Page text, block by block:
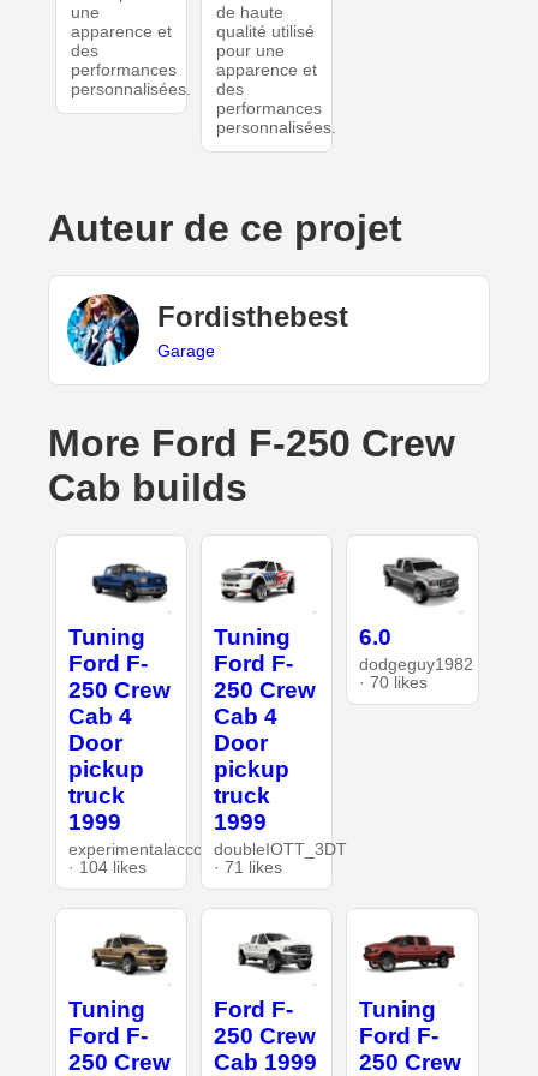
une
apparence et
des
performances
personnalisées.
de haute
qualité utilisé
pour une
apparence et
des
performances
personnalisées.
Auteur de ce projet
Fordisthebest
Garage
More Ford F-250 Crew
Cab builds
Tuning
Ford F-
250 Crew
Cab 4
Door
pickup
truck
1999
experimentalaccount
· 104 likes
Tuning
Ford F-
250 Crew
Cab 4
Door
pickup
truck
1999
doubleIOTT_3DT
· 71 likes
6.0
dodgeguy1982
· 70 likes
Tuning
Ford F-
250 Crew
Ford F-
250 Crew
Cab 1999
Tuning
Ford F-
250 Crew